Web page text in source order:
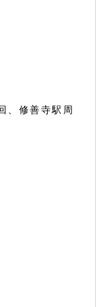
、修善寺駅周